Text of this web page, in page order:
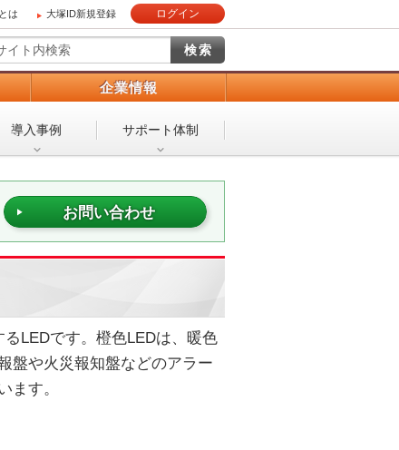
は 大塚ID新規登録 ログイン
企業情報
導入事例 サポート体制
お問い合わせ
LEDです。橙色LEDは、暖色
盤や火災報知盤などのアラー
ます。